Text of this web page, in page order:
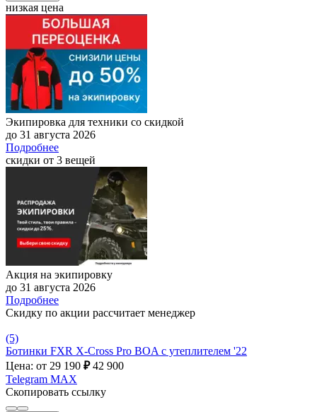
низкая цена
Экипировка для техники со скидкой
до 31 августа 2026
Подробнее
скидки от 3 вещей
Акция на экипировку
до 31 августа 2026
Подробнее
Скидку по акции рассчитает менеджер
(5)
Ботинки FXR X-Cross Pro BOA с утеплителем '22
Цена: от 29 190 ₽ 42 900
Telegram MAX
Скопировать ссылку